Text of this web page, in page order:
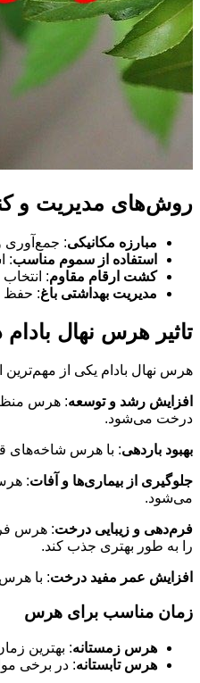
روش‌های مدیریت و
مبارزه مکانیکی: جمع‌آوری
استفاده از سموم مناسب:
کشت ارقام مقاوم:
مدیریت بهداشتی باغ: حفظ
تاثیر هرس نهال
هرس نهال بادام یکی از مهم‌ترین
افزایش رشد و توسعه: هرس
درخت می‌شود.
بهبود باردهی: با هرس شاخه‌های
جلوگیری از بیماری‌ها و آفات:
می‌شود.
فرم‌دهی و زیبایی درخت: هرس
را به طور بهتری جذب کند.
افزایش عمر مفید درخت: با
زمان مناسب برای هرس
هرس زمستانه: بهترین
هرس تابستانه: در برخی